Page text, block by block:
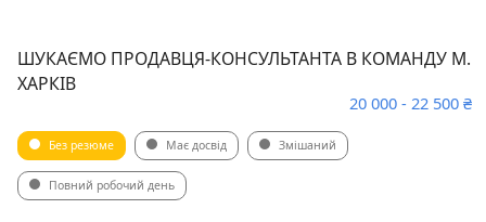
ШУКАЄМО ПРОДАВЦЯ-КОНСУЛЬТАНТА В КОМАНДУ М.
ХАРКІВ
20 000 - 22 500 ₴
Без резюме Має досвід Змішаний
Повний робочий день